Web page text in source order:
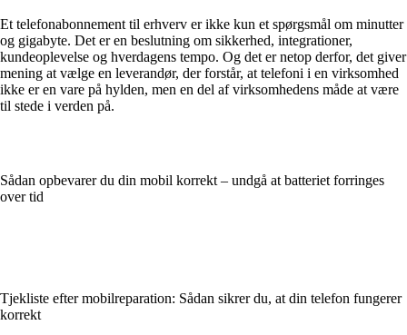
Et telefonabonnement til erhverv er ikke kun et spørgsmål om minutter
og gigabyte. Det er en beslutning om sikkerhed, integrationer,
kundeoplevelse og hverdagens tempo. Og det er netop derfor, det giver
mening at vælge en leverandør, der forstår, at telefoni i en virksomhed
ikke er en vare på hylden, men en del af virksomhedens måde at være
til stede i verden på.
Sådan opbevarer du din mobil korrekt – undgå at batteriet forringes
over tid
Tjekliste efter mobilreparation: Sådan sikrer du, at din telefon fungerer
korrekt